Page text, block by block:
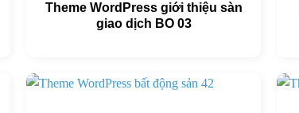
Theme WordPress giới thiệu sàn
giao dịch BO 03